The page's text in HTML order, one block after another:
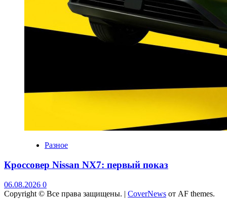
Разное
Кроссовер Nissan NX7: первый показ
06.08.2026 0
Copyright © Все права защищены. | CoverNews от AF themes.